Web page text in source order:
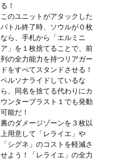
る！
このユニットがアタックした
バトル終了時、ソウルが０枚
なら、手札から「エルミニ
ア」を１枚捨てることで、前
列の全力能力を持つリアガー
ドをすべてスタンドさせる！
ペルソナライドしているな
ら、同名を捨てる代わりにカ
ウンターブラスト１でも発動
可能だ！
裏のダメージゾーンを３枚以
上用意して「レライエ」や
「シグネ」のコストを軽減さ
せよう！「レライエ」の全力